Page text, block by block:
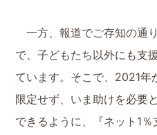
一方、報道でご存知の通
で、子どもたち以外にも支
ています。そこで、2021年
限定せず、いま助けを必要
できるように、『ネット1